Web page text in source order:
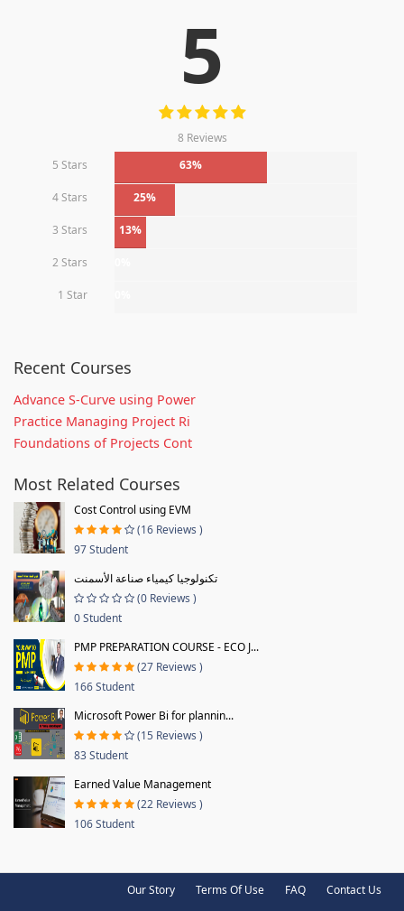
5
8 Reviews
5 Stars
63%
4 Stars 25%
3 Stars 13%
2 Stars
1 Star
Recent Courses
Advance S-Curve using Power
Practice Managing Project Ri
Foundations of Projects Cont
Most Related Courses
Cost Control using EVM
(16 Reviews )
97 Student
تكنولوجيا كيمياء صناعة الأسمنت
(0 Reviews )
0 Student
PMP PREPARATION COURSE - ECO J...
(27 Reviews )
166 Student
Microsoft Power Bi for plannin...
(15 Reviews )
83 Student
Earned Value Management
(22 Reviews )
106 Student
Our Story Terms Of Use FAQ Contact Us